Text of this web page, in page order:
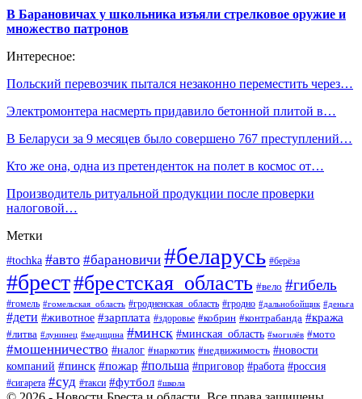
В Барановичах у школьника изъяли стрелковое оружие и
множество патронов
Интересное:
Польский перевозчик пытался незаконно переместить через…
Электромонтера насмерть придавило бетонной плитой в…
В Беларуси за 9 месяцев было совершено 767 преступлений…
Кто же она, одна из претенденток на полет в космос от…
Производитель ритуальной продукции после проверки
налоговой…
Метки
#tochka #авто #барановичи #беларусь #берёза
#брест#брестская_область #вело #гибель
#гомель #гомельская_область #гродненская_область #гродно #дальнобойщик #деньга
#дети #животное #зарплата #здоровье #кобрин #контрабанда #кража
#литва #лунинец #медицина #минск #минская_область #могилёв #мото
#мошенничество #налог #наркотик #недвижимость #новости
компаний #пинск #пожар #польша #приговор #работа #россия
#сигарета #суд #такси #футбол #школа